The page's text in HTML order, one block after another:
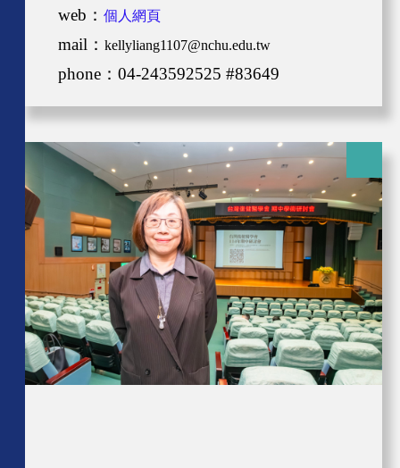
web： 個人網頁
mail： kellyliang1107@nchu.edu.tw
phone： 04-243592525 #83649